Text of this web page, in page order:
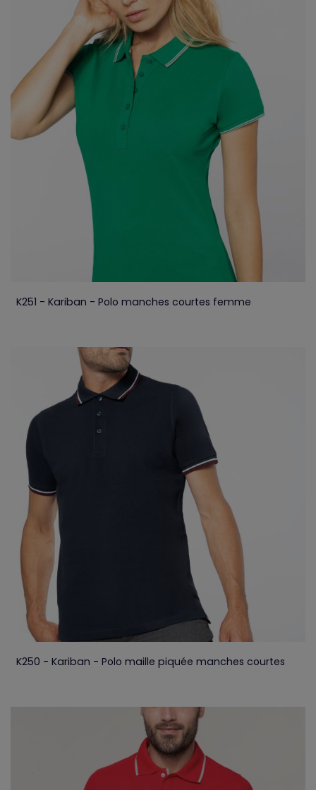
K251 - Kariban - Polo manches courtes femme
K250 - Kariban - Polo maille piquée manches courtes